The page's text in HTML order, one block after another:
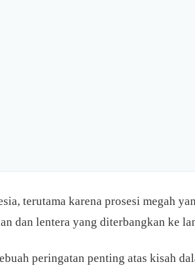
terutama karena prosesi megah
dan lentera yang diterbangkan ke
peringatan penting atas kisah